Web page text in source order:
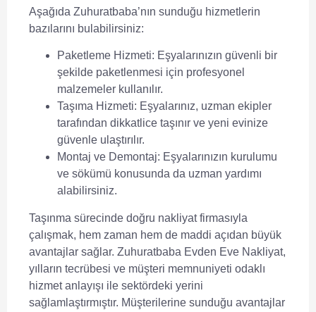
Aşağıda Zuhuratbaba’nın sunduğu hizmetlerin
bazılarını bulabilirsiniz:
Paketleme Hizmeti: Eşyalarınızın güvenli bir
şekilde paketlenmesi için profesyonel
malzemeler kullanılır.
Taşıma Hizmeti: Eşyalarınız, uzman ekipler
tarafından dikkatlice taşınır ve yeni evinize
güvenle ulaştırılır.
Montaj ve Demontaj: Eşyalarınızın kurulumu
ve sökümü konusunda da uzman yardımı
alabilirsiniz.
Taşınma sürecinde doğru nakliyat firmasıyla
çalışmak, hem zaman hem de maddi açıdan büyük
avantajlar sağlar. Zuhuratbaba Evden Eve Nakliyat,
yılların tecrübesi ve müşteri memnuniyeti odaklı
hizmet anlayışı ile sektördeki yerini
sağlamlaştırmıştır. Müşterilerine sunduğu avantajlar